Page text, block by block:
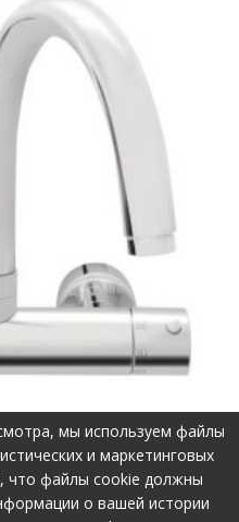
мы используем файлы
и маркетинговых
что файлы cookie должны
о вашей истории